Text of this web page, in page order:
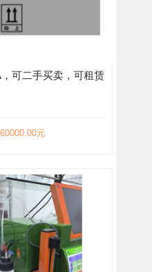
可二手买卖，可租赁
元